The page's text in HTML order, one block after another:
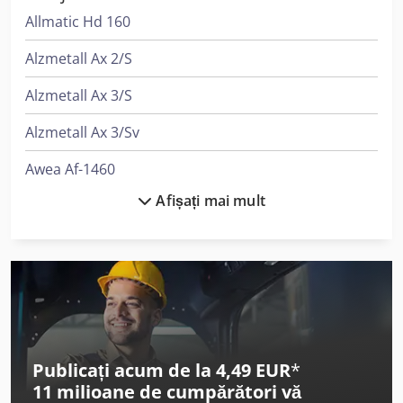
Allmatic Hd 160
Alzmetall Ax 2/S
Alzmetall Ax 3/S
Alzmetall Ax 3/Sv
Awea Af-1460
Dalex 3528-4
Durma Ad-R 40400
Fein Grit Gx 75
Gildemeister Ctx 310
Afișați mai mult
Publicați acum de la 4,49 EUR*
11 milioane de cumpărători vă